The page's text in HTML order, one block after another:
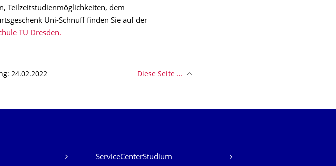
Teilzeitstudienmöglichkeiten, dem
Uni-Schnuff finden Sie auf der
TU Dresden.
24.02.2022 Diese Seite …
ServiceCenterStudium